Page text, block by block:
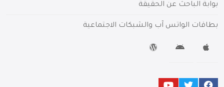
بوابة الباحث عن الحقيقة
بطاقات الواتس آب والشبكات الاجتماعية